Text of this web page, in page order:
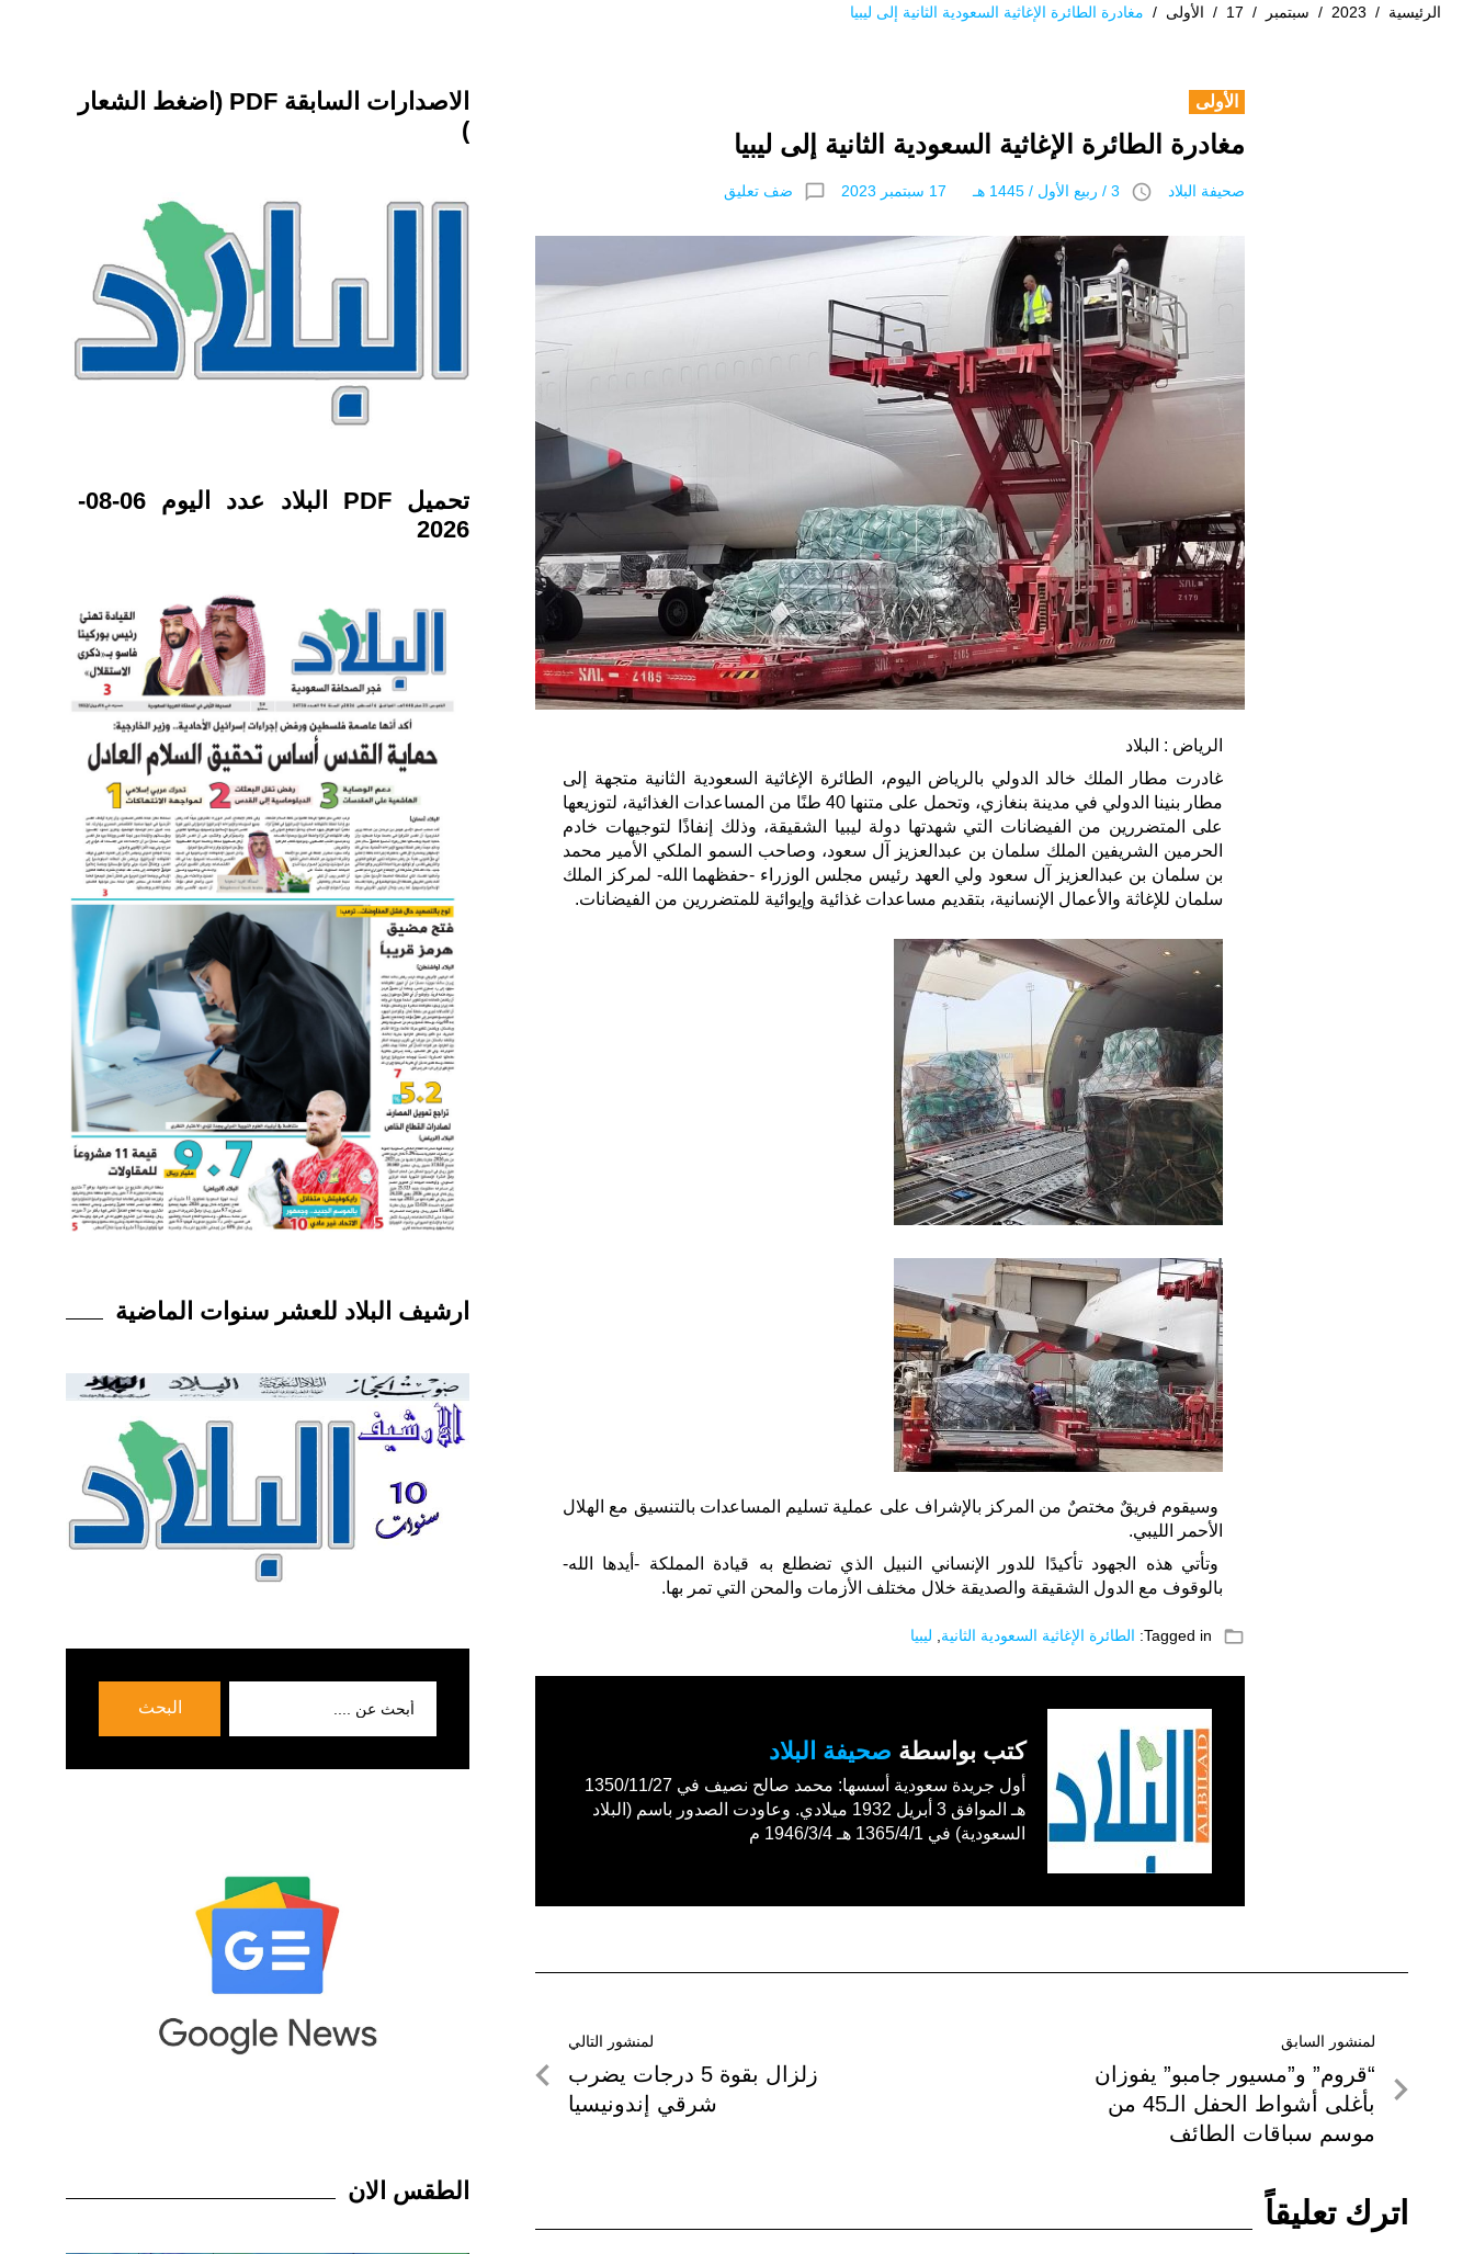
الرئيسية /
2023
/ سبتمبر /
17
/ الأولى / مغادرة الطائرة الإغاثية السعودية الثانية إلى ليبيا
الأولى
مغادرة الطائرة الإغاثية السعودية الثانية إلى ليبيا
صحيفة البلاد access_time 3 / ربيع اﻷول / 1445 هـ 17 سبتمبر 2023 chat_bubble_outline ضف تعليق
الرياض : البلاد
غادرت مطار الملك خالد الدولي بالرياض اليوم، الطائرة الإغاثية السعودية الثانية متجهة إلى
مطار بنينا الدولي في مدينة بنغازي، وتحمل على متنها 40 طنًا من المساعدات الغذائية، لتوزيعها
على المتضررين من الفيضانات التي شهدتها دولة ليبيا الشقيقة، وذلك إنفاذًا لتوجيهات خادم
الحرمين الشريفين الملك سلمان بن عبدالعزيز آل سعود، وصاحب السمو الملكي الأمير محمد
بن سلمان بن عبدالعزيز آل سعود ولي العهد رئيس مجلس الوزراء -حفظهما الله- لمركز الملك
سلمان للإغاثة والأعمال الإنسانية، بتقديم مساعدات غذائية وإيوائية للمتضررين من الفيضانات.
وسيقوم فريقٌ مختصٌ من المركز بالإشراف على عملية تسليم المساعدات بالتنسيق مع الهلال
الأحمر الليبي.
وتأتي هذه الجهود تأكيدًا للدور الإنساني النبيل الذي تضطلع به قيادة المملكة -أيدها الله-
بالوقوف مع الدول الشقيقة والصديقة خلال مختلف الأزمات والمحن التي تمر بها.
folder_open
Tagged in: الطائرة الإغاثية السعودية الثانية ليبيا
كتب بواسطة صحيفة البلاد
أول جريدة سعودية أسسها: محمد صالح نصيف في 1350/11/27
هـ الموافق 3 أبريل 1932 ميلادي. وعاودت الصدور باسم (البلاد
السعودية) في 1365/4/1 هـ 1946/3/4 م
تصفّح
المقالات
لمنشور السابق
لمنشور
السابق
“قروم” و”مسيور جامبو” يفوزان
بأغلى أشواط الحفل الـ45 من
موسم سباقات الطائف
لمنشور التالي
لمنشور
زلزال بقوة 5 درجات يضرب
شرقي إندونيسيا
اترك تعليقاً
الاصدارات السابقة PDF (اضغط الشعار
)
تحميل PDF البلاد عدد اليوم 06-08-
2026
ارشيف البلاد للعشر سنوات الماضية
البحث
الطقس الان